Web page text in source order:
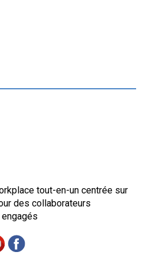
tout-en-un centrée sur
des collaborateurs